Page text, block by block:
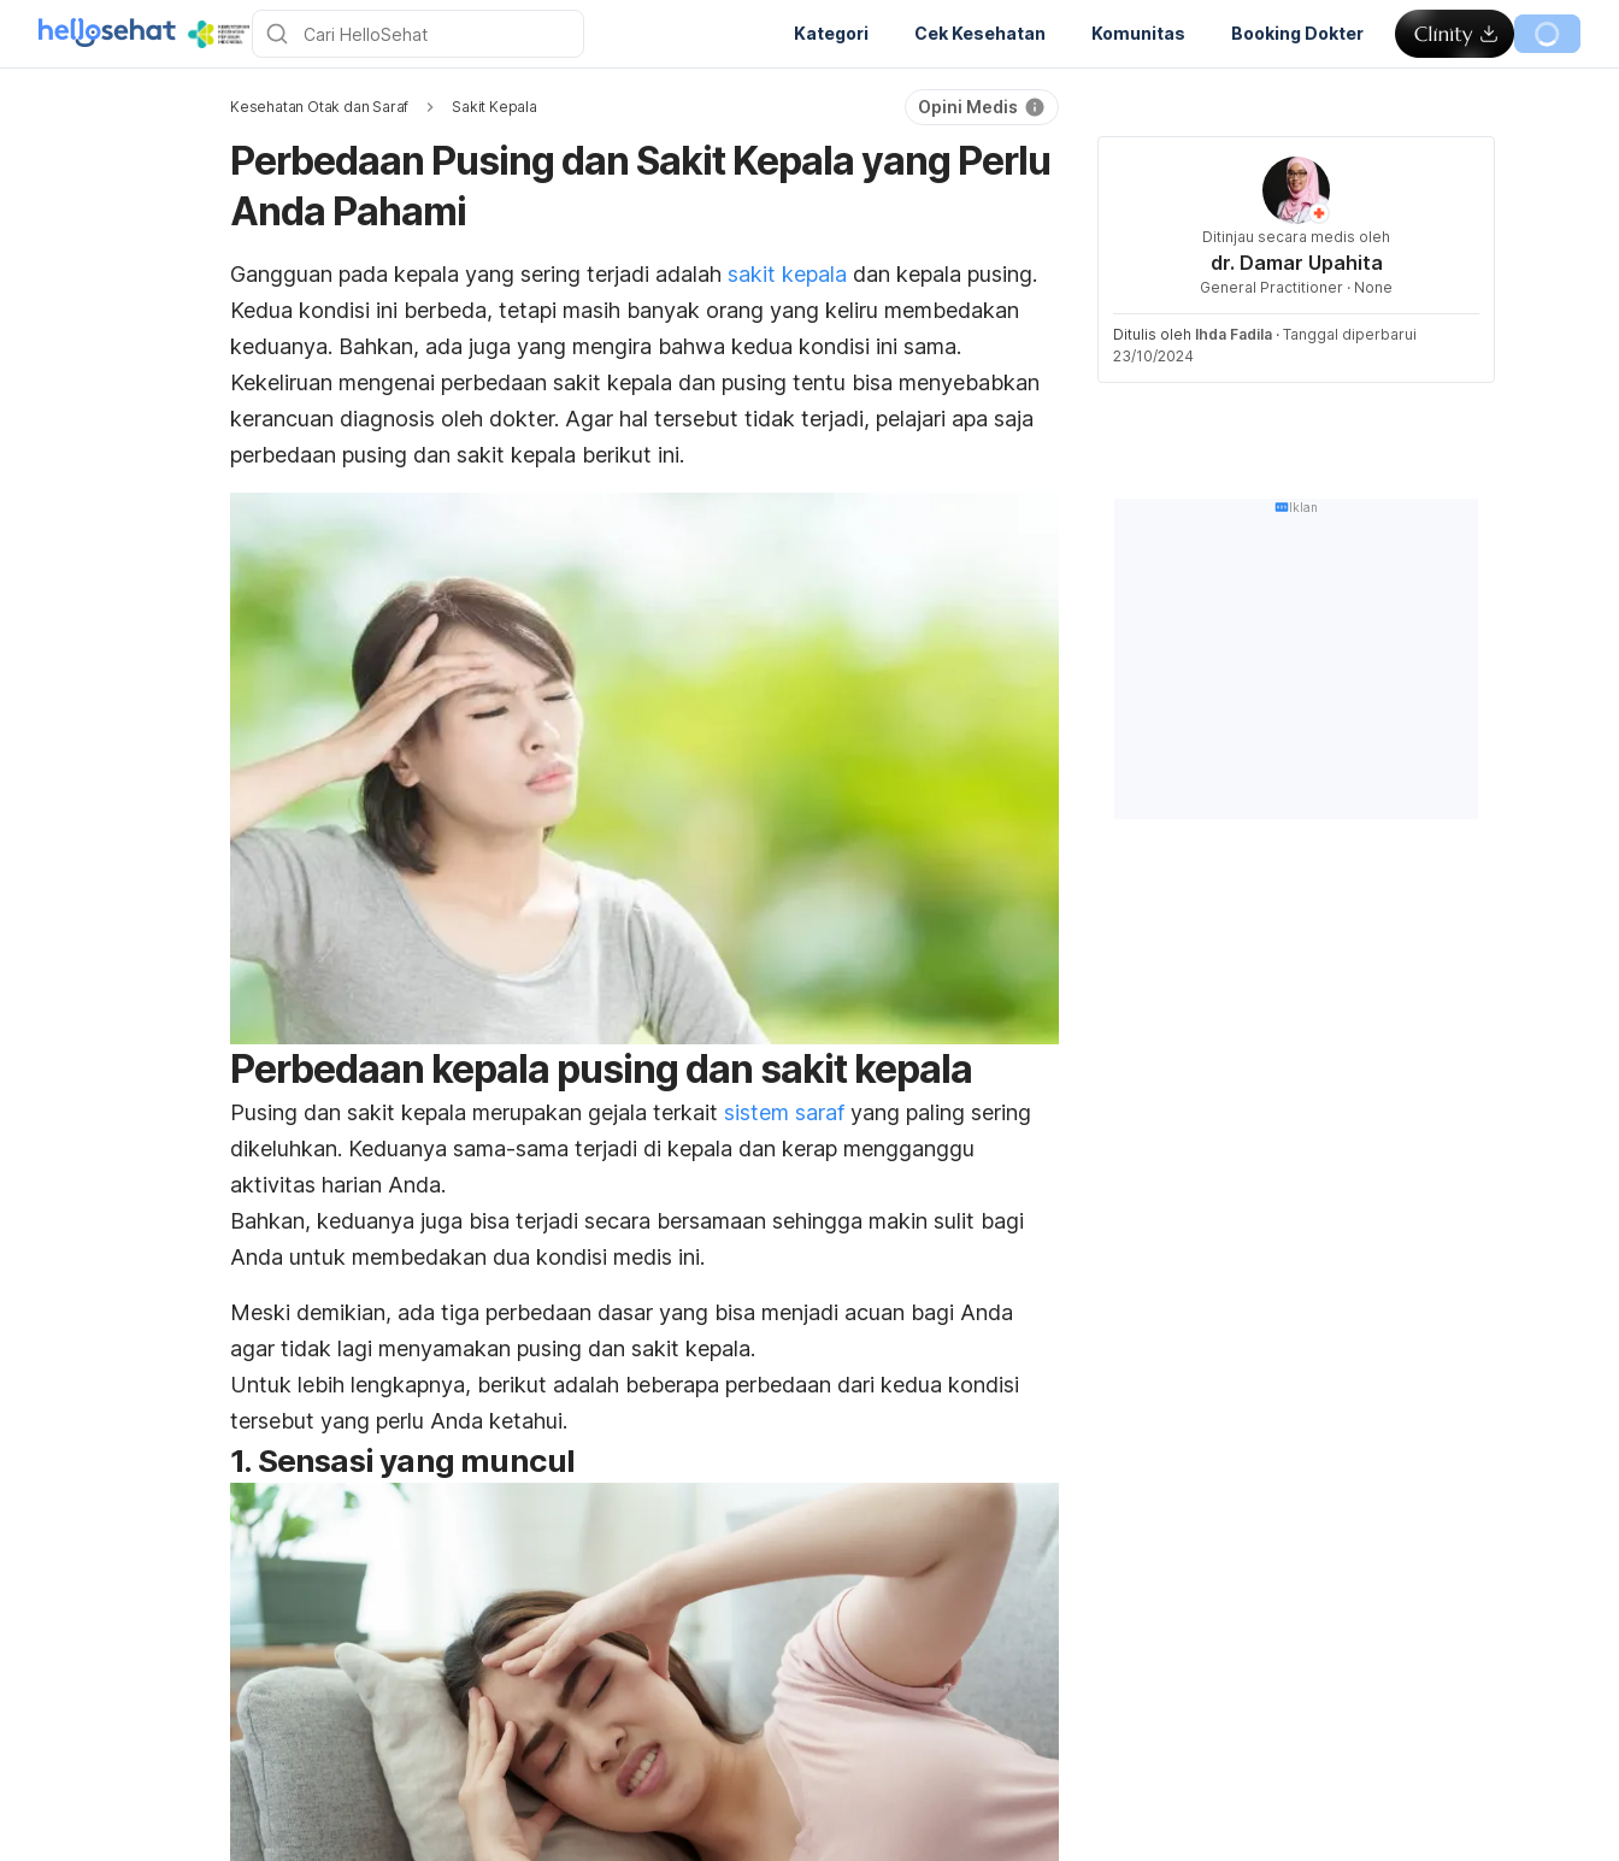
Kategori Cek Kesehatan Komunitas Booking Dokter
Kesehatan Otak dan Saraf Sakit Kepala Opini Medis
Perbedaan Pusing dan Sakit Kepala yang Perlu
Anda Pahami
Gangguan pada kepala yang sering terjadi adalah sakit kepala dan kepala pusing.
Kedua kondisi ini berbeda, tetapi masih banyak orang yang keliru membedakan
keduanya. Bahkan, ada juga yang mengira bahwa kedua kondisi ini sama.
Kekeliruan mengenai perbedaan sakit kepala dan pusing tentu bisa menyebabkan
kerancuan diagnosis oleh dokter. Agar hal tersebut tidak terjadi, pelajari apa saja
perbedaan pusing dan sakit kepala berikut ini.
Perbedaan kepala pusing dan sakit kepala
Pusing dan sakit kepala merupakan gejala terkait sistem saraf yang paling sering
dikeluhkan. Keduanya sama-sama terjadi di kepala dan kerap mengganggu
aktivitas harian Anda.
Bahkan, keduanya juga bisa terjadi secara bersamaan sehingga makin sulit bagi
Anda untuk membedakan dua kondisi medis ini.
Meski demikian, ada tiga perbedaan dasar yang bisa menjadi acuan bagi Anda
agar tidak lagi menyamakan pusing dan sakit kepala.
Untuk lebih lengkapnya, berikut adalah beberapa perbedaan dari kedua kondisi
tersebut yang perlu Anda ketahui.
1. Sensasi yang muncul
Ditinjau secara medis oleh
dr. Damar Upahita
General Practitioner · None
Ditulis oleh Ihda Fadila · Tanggal diperbarui
23/10/2024
Iklan